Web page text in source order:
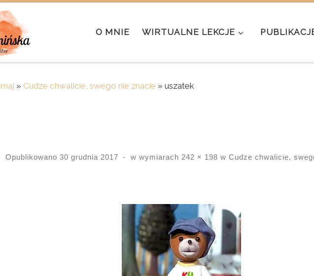
O MNIE WIRTUALNE LEKCJE
maj » Cudze chwalicie, swego nie znacie » uszatek
Opublikowano 30 grudnia 2017 - w wymiarach 242 × 198 w Cudze chwalicie,